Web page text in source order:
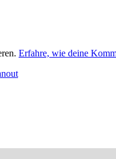
Erfahre, wie deine